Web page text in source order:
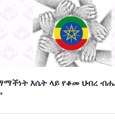
እሴት ላይ የቆመ ህብረ